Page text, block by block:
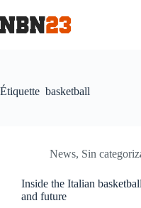
Étiquette basketball
News, Sin
Inside the Italian
and future